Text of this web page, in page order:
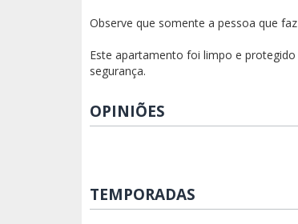
Observe que somente a pessoa que
Este apartamento foi limpo e
segurança.
OPINIÕES
TEMPORADAS